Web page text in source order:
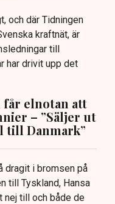
och där Tidningen
kraftnät, är
till
har drivit upp det
får elnotan att
– ”Säljer ut
till Danmark”
dragit i bromsen på
till Tyskland, Hansa
nej till och både de